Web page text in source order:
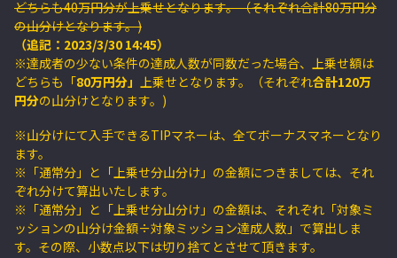
どちらも40万円分が上乗せとなります。（それぞれ合計80万円分
の山分けとなります。)
（追記：2023/3/30 14:45）
※達成者の少ない条件の達成人数が同数だった場合、上乗せ額は
どちらも「80万円分」 上乗せとなります。（それぞれ合計120万
円分の山分けとなります。)
※山分けにて入手できるTIPマネーは、全てボーナスマネーとなり
ます。
※「通常分」と「上乗せ分山分け」の金額につきましては、それ
ぞれ分けて算出いたします。
※「通常分」と「上乗せ分山分け」の金額は、それぞれ 「対象ミ
ッションの山分け金額÷対象ミッション達成人数」で算出しま
す。その際、小数点以下は切り捨てとさせて頂きます。